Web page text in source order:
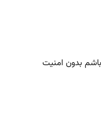
بدون امنیت